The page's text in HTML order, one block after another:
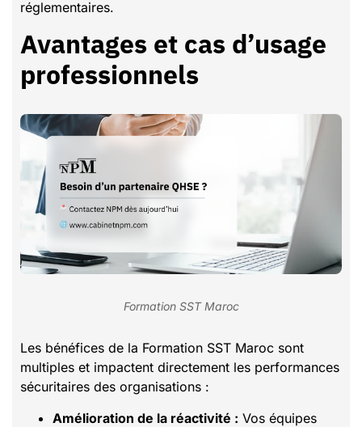
réglementaires.
Avantages et cas d’usage
professionnels
Formation SST Maroc
Les bénéfices de la Formation SST Maroc sont
multiples et impactent directement les performances
sécuritaires des organisations :
Amélioration de la réactivité : Vos équipes